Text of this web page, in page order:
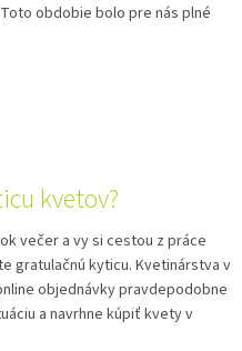
obdobie bolo pre nás plné
kvetov?
večer a vy si cestou z práce
gratulačnú kyticu. Kvetinárstva v
objednávky pravdepodobne
a navrhne kúpiť kvety v